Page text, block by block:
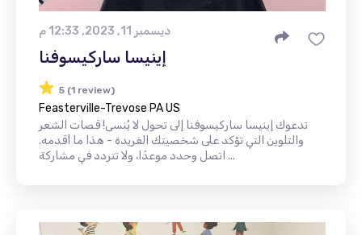
ديسمبر 11, 2023, 12:33 م
إينيسا ساركيسوفنا
5 (1 review)
Feasterville-Trevose PA US
تدعوك إينيسا ساركيسوفنا إلى تحول لا يُنسى! قصات الشعر
والتلوين التي تؤكد على شخصيتك الفريدة - هذا ما أقدمه.
اتصل وحدد موعدًا، ولا تتردد في مشاركة ...